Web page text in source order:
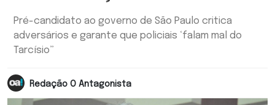
Pré-candidato ao governo de São Paulo critica
adversários e garante que policiais ‘falam mal do
Tarcísio”
Redação O Antagonista